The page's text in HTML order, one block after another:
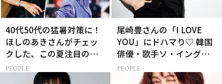
40代50代の猛暑対策に！
ほしのあきさんがチェッ
クした、この夏注目の暑
さ対策グッズ3選
PEOPLE
尾崎豊さんの「I LOVE
YOU」にドハマり♡ 韓国
俳優・歌手ソ・イングク
さんの音楽がすべての人
生って？
PEOPLE